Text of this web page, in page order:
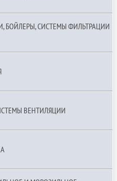
БОЙЛЕРЫ, СИСТЕМЫ ФИЛЬТРАЦИИ
ВЕНТИЛЯЦИИ